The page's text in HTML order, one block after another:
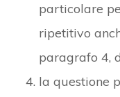
particolare
ripetitivo
paragrafo 4,
la questione